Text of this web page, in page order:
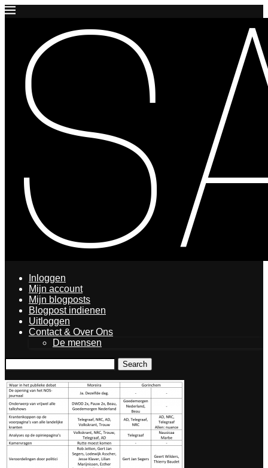
Inloggen
Mijn account
Mijn blogposts
Blogpost indienen
Uitloggen
Contact & Over Ons
De mensen
Search